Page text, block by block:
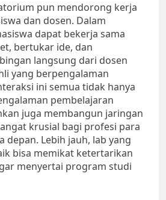
pun mendorong kerja
dan dosen. Dalam
dapat bekerja sama
bertukar ide, dan
langsung dari dosen
yang berpengalaman
ini semua tidak hanya
pembelajaran
juga membangun jaringan
krusial bagi profesi para
depan. Lebih jauh, lab yang
bisa memikat ketertarikan
menyertai program studi